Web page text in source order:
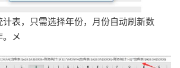
计表，只需选择年份，月份自动刷新数
メ